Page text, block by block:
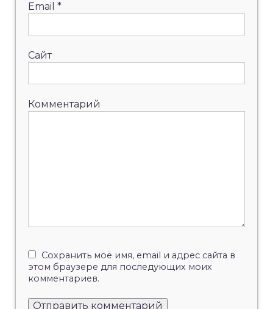
Email *
Сайт
Комментарий
Сохранить моё имя, email и адрес сайта в
этом браузере для последующих моих
комментариев.